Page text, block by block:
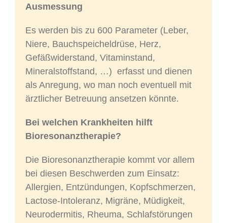
Ausmessung
Es werden bis zu 600 Parameter (Leber,
Niere, Bauchspeicheldrüse, Herz,
Gefäßwiderstand, Vitaminstand,
Mineralstoffstand, …) erfasst und dienen
als Anregung, wo man noch eventuell mit
ärztlicher Betreuung ansetzen könnte.
Bei welchen Krankheiten hilft
Bioresonanztherapie?
Die Bioresonanztherapie kommt vor allem
bei diesen Beschwerden zum Einsatz:
Allergien, Entzündungen, Kopfschmerzen,
Lactose-Intoleranz, Migräne, Müdigkeit,
Neurodermitis, Rheuma, Schlafstörungen